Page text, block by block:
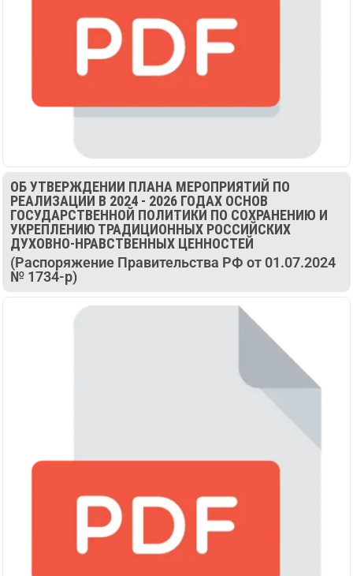
ОБ УТВЕРЖДЕНИИ ПЛАНА МЕРОПРИЯТИЙ ПО
РЕАЛИЗАЦИИ В 2024 - 2026 ГОДАХ ОСНОВ
ГОСУДАРСТВЕННОЙ ПОЛИТИКИ ПО СОХРАНЕНИЮ И
УКРЕПЛЕНИЮ ТРАДИЦИОННЫХ РОССИЙСКИХ
ДУХОВНО-НРАВСТВЕННЫХ ЦЕННОСТЕЙ
(Распоряжение Правительства РФ от 01.07.2024
№ 1734-р)